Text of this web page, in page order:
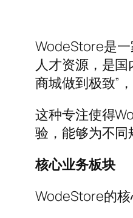
WodeStore是
人才资源，是
商城做到极致”
这种专注使得
验，能够为不同
核心业务板块
WodeStore的核